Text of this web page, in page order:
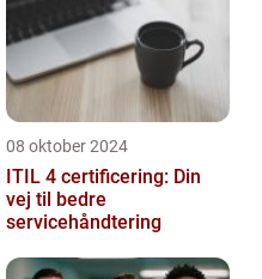
08 oktober 2024
ITIL 4 certificering: Din
vej til bedre
servicehåndtering